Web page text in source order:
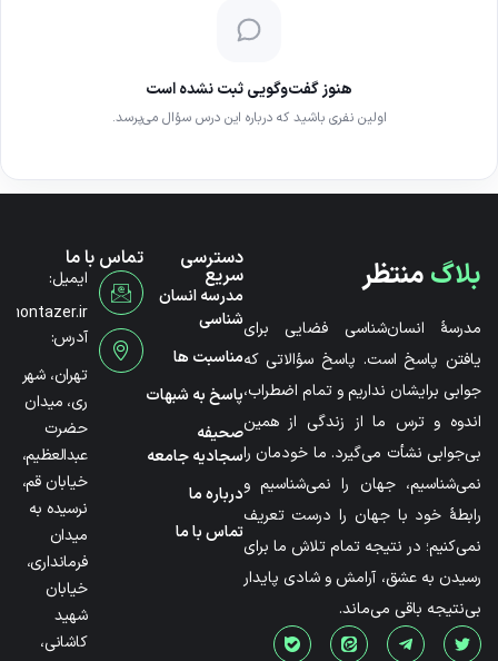
هنوز گفت‌وگویی ثبت نشده است
اولین نفری باشید که درباره این درس سؤال می‌پرسد.
بلاگمنتظر
مدرسۀ انسان‌شناسی فضایی برای
یافتن پاسخ است. پاسخ سؤالاتی که
جوابی برایشان نداریم و تمام اضطراب،
اندوه و ترس ما از زندگی از همین
بی‌جوابی نشأت می‌گیرد. ما خودمان را
نمی‌شناسیم، جهان را نمی‌شناسیم و
رابطۀ خود با جهان را درست تعریف
نمی‌کنیم؛ در نتیجه تمام تلاش ما برای
رسیدن به عشق، آرامش و شادی پایدار
بی‌نتیجه باقی می‌ماند.
دسترسی
سریع
مدرسه انسان
شناسی
مناسبت ها
پاسخ به شبهات
صحیفه
سجادیه جامعه
درباره ما
تماس با ما
تماس با ما
ایمیل:
آدرس:
تهران، شهر
ری، میدان
حضرت
عبدالعظیم،
خیابان قم،
نرسیده به
میدان
فرمانداری،
خیابان
شهید
کاشانی،